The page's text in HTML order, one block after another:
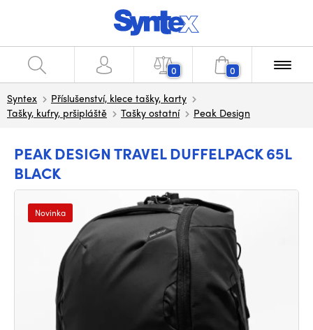
0 0
Syntex
Příslušenství, klece tašky, karty
Tašky, kufry, pršipláště
Tašky ostatní Peak Design
PEAK DESIGN TRAVEL DUFFELPACK 65L
BLACK
Novinka